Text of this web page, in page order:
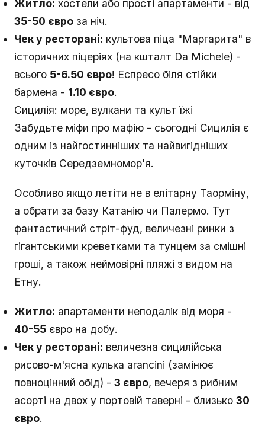
Житло: хостели або прості апартаменти - від
35-50 євро за ніч.
Чек у ресторані: культова піца "Маргарита" в
історичних піцеріях (на кшталт Da Michele) -
всього 5-6.50 євро! Еспресо біля стійки
бармена - 1.10 євро.
Сицилія: море, вулкани та культ їжі
Забудьте міфи про мафію - сьогодні Сицилія є
одним із найгостинніших та найвигідніших
куточків Середземномор'я.
Особливо якщо летіти не в елітарну Таорміну,
а обрати за базу Катанію чи Палермо. Тут
фантастичний стріт-фуд, величезні ринки з
гігантськими креветками та тунцем за смішні
гроші, а також неймовірні пляжі з видом на
Етну.
Житло: апартаменти неподалік від моря -
40-55 євро на добу.
Чек у ресторані: величезна сицилійська
рисово-м'ясна кулька arancini (замінює
повноцінний обід) - 3 євро, вечеря з рибним
асорті на двох у портовій таверні - близько 30
євро.